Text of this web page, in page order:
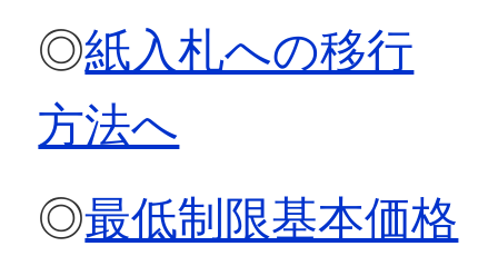
◎紙入札への移行
方法へ
◎最低制限基本価格